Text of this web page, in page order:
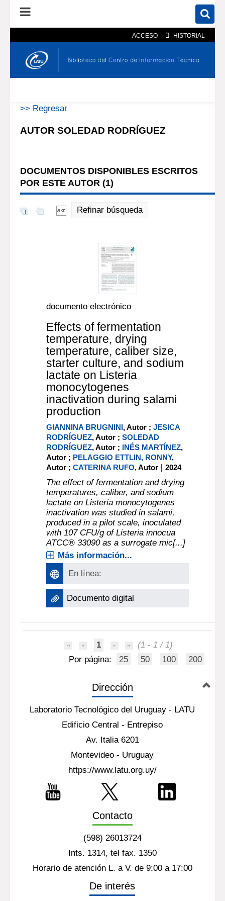
ACCESO HISTORIAL
En el catálogo En el sitio
>> Regresar
AUTOR SOLEDAD RODRÍGUEZ
DOCUMENTOS DISPONIBLES ESCRITOS
POR ESTE AUTOR (1)
Refinar búsqueda
documento electrónico
Effects of fermentation
temperature, drying
temperature, caliber size,
starter culture, and sodium
lactate on Listeria
monocytogenes
inactivation during salami
production
GIANNINA BRUGNINI, Autor ;JESICA
RODRÍGUEZ, Autor ;SOLEDAD
RODRÍGUEZ, Autor ; INÉS MARTÍNEZ,
Autor ; PELAGGIO ETTLIN, RONNY,
Autor ;CATERINA RUFO, Autor |2024
The effect of fermentation and drying
temperatures, caliber, and sodium
lactate on Listeria monocytogenes
inactivation was studied in salami,
produced in a pilot scale, inoculated
with 107 CFU/g of Listeria innocua
ATCC® 33090 as a surrogate mic[...]
Más información...
En línea:
Documento digital
1
(1 - 1 / 1)
Por página:
25 50 100 200
Dirección
Laboratorio Tecnológico del Uruguay - LATU
Edificio Central - Entrepiso
Av. Italia 6201
Montevideo - Uruguay
https://www.latu.org.uy/
Contacto
(598) 26013724
Ints. 1314, tel fax. 1350
Horario de atención L. a V. de 9:00 a 17:00
De interés